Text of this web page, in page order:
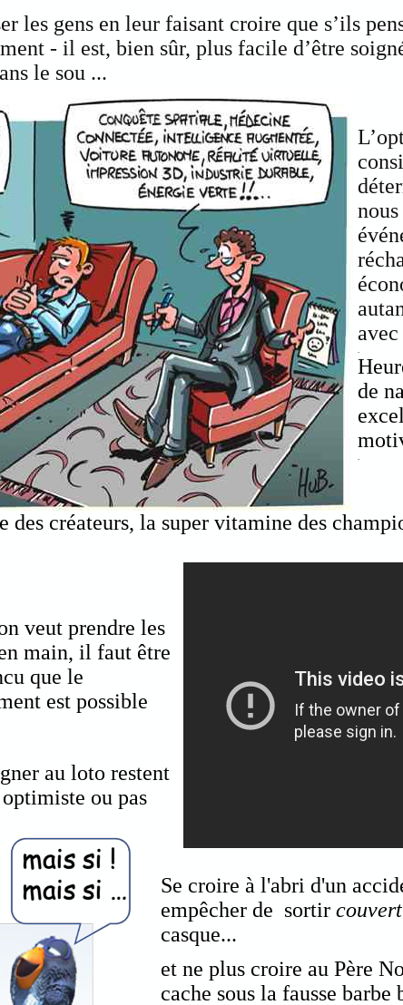
les gens en leur faisant croire que s’ils
- il est, bien sûr, plus facile d’être
le sou ...
Se croire à l'abri d'un
empêcher de sortir couvert
casque...
et ne plus croire au Père
cache sous la fausse
veut prendre les
main, il faut être
que le
est possible
au loto restent
ou pas
de
des créateurs, la super vitamine des